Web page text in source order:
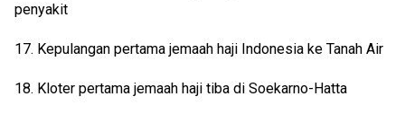
penyakit
17. Kepulangan pertama jemaah haji Indonesia ke Tanah Air
18. Kloter pertama jemaah haji tiba di Soekarno-Hatta